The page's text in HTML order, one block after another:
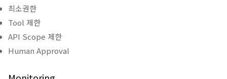
최소권한
Tool 제한
API Scope 제한
Human Approval